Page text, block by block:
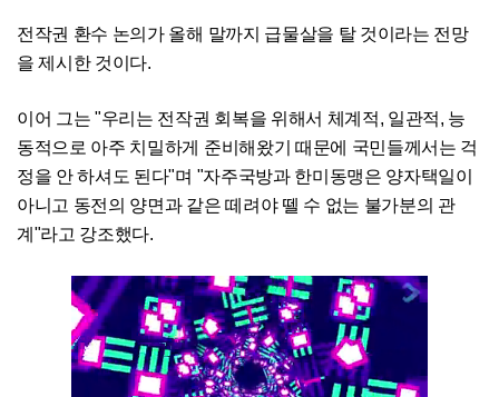
전작권 환수 논의가 올해 말까지 급물살을 탈 것이라는 전망
을 제시한 것이다.
이어 그는 "우리는 전작권 회복을 위해서 체계적, 일관적, 능
동적으로 아주 치밀하게 준비해왔기 때문에 국민들께서는 걱
정을 안 하셔도 된다"며 "자주국방과 한미동맹은 양자택일이
아니고 동전의 양면과 같은 떼려야 뗄 수 없는 불가분의 관
계"라고 강조했다.